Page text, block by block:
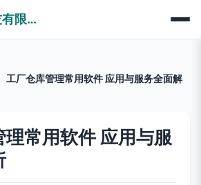
北京跑车天下科技有限公司
工厂仓库管理常用软件 应用与服务全面解
常用软件 应用与服